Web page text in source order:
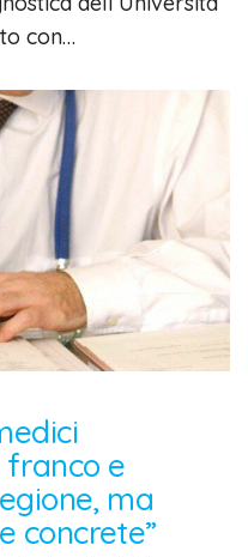
con…
franco e
ma
concrete”